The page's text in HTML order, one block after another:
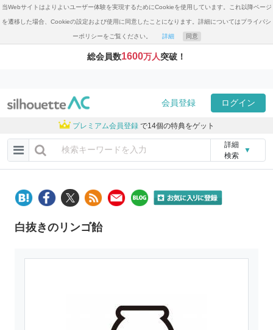
当Webサイトはよりよいユーザー体験を実現するためにCookieを使用しています。これ以降ページ
を遷移した場合、Cookieの設定および使用に同意したことになります。詳細についてはプライバシ
ーポリシーをご覧ください。 詳細 同意
総会員数1600万人突破！
会員登録 ログイン
プレミアム会員登録 で14個の特典をゲット
詳細
検索
▼
白抜きのリンゴ飴